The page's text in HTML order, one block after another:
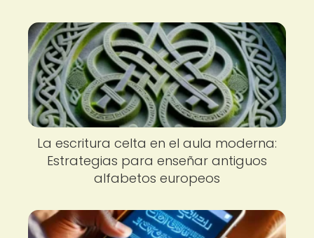
La escritura celta en el aula moderna:
Estrategias para enseñar antiguos
alfabetos europeos